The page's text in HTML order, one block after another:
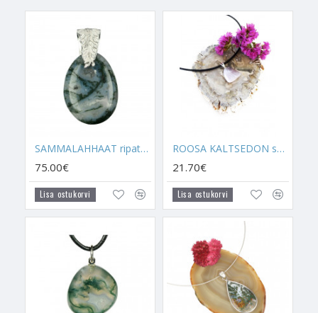
SAMMALAHHAAT JA
Poolkuu sümboliseerib uut algust ja Sammalahhaat annab
sellele sümbolile oskuse luua enda elus uus süsteem. See
imeline talisman sobib neile, kes soovivad enda ellu tõeliselt
midagi uut tuua. Kes soovivad enda käitumist, mõttemaailma
muuta või täiesti uut elu alustada. Sammalahhaat aitab lahti
arvutist ega ka teistest elektroonilistest seadmetest loobuda.
- Tugevdab tervist, aitab lahti saada pikaajalistest
haigusseisunditest. Sammalahhaat on teada tuntud
tervisetalisman ja kui see kokku panna poolkuuga, siis
- Toob uusi ärilisi ideid, aitab käivituda äril, mis on seotud
taimetega või alternatiivse meditsiiniga.
SAMMALAHHAADI kandmine Südametšakra ja
SAMMALAHHAAT ripats (hõbe 925)
75.00€
Lisa ostukorvi
ROOSA KALTSEDON suletud kinnitusega ripats (hõbe 925)
21.70€
Lisa ostukorvi